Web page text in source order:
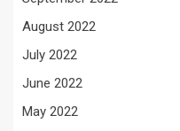
August 2022
July 2022
June 2022
May 2022